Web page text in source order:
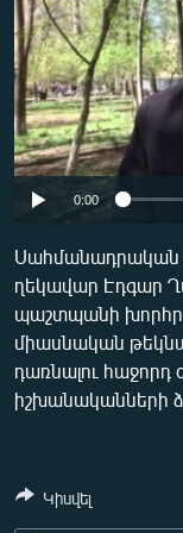
ՏԱՐԱԾԱՇՐՋԱՆ
ՄԻՋԱԶԳԱՅԻՆ
ՄՇԱԿՈՒՅԹ
ՍՊՈՐՏ
ՏՏ ԵՒ ԻՆՏԵՐՆԵՏ
ԿՈՐՈՆԱՎԻՐՈՒՍ
ԱՐԽԻՎ
ՏԵՍԱՆՅՈՒԹԵՐ
ԲԱՆԱՎԵՃ
ՓՈԴՔԱՍԹ
Auto
No
0:00
ղեկավար Էդգար
պաշտպանի
միասնական
դառնալու հաջորդ
իշխանականների
Կիսվել